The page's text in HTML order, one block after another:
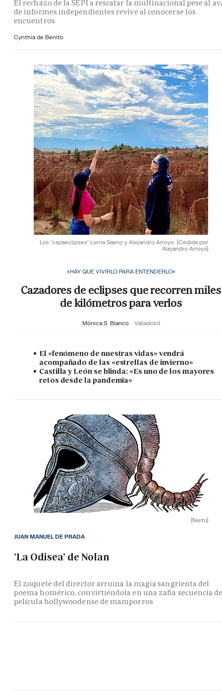
El rechazo de la SEPI a rescatar la multinacional pese al
de informes independientes revive al conocerse los
encuentros
Cynthia de Benito
Los 'cazaeclipses' Lorna Saenz y Alejandro Arroyo. (Cedida por
Alejandro Arroyo)
«HAY QUE VIVIRLO PARA ENTENDERLO»
Cazadores de eclipses que recorren miles
de kilómetros para verlos
Mónica S. Blanco Valladolid
El «fenómeno de nuestras vidas» vendrá
acompañado de las «estrellas de invierno»
Castilla y León se blinda: «Es uno de los mayores
retos desde la pandemia»
(Nieto)
'La Odisea' de Nolan
El zoquete del director arruina la magia sangrienta del
poema homérico, convirtiéndola en una zafia secuencia
película hollywoodense de mamporros
JUAN MANUEL DE PRADA